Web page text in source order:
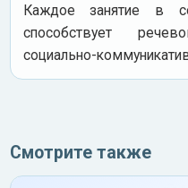
Каждое занятие в
способствует
социально-
Смотрите также